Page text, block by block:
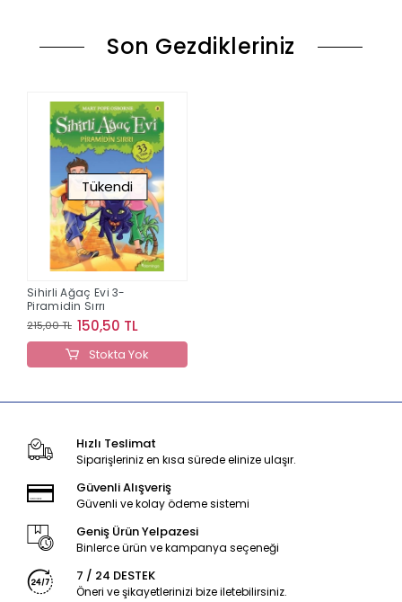
Son Gezdikleriniz
Tükendi
Sihirli Ağaç Evi 3-
Piramidin Sırrı
215,00 TL 150,50 TL
Stokta Yok
Hızlı Teslimat
Siparişleriniz en kısa sürede elinize ulaşır.
Güvenli Alışveriş
Güvenli ve kolay ödeme sistemi
Geniş Ürün Yelpazesi
Binlerce ürün ve kampanya seçeneği
7 / 24 DESTEK
Öneri ve şikayetlerinizi bize iletebilirsiniz.